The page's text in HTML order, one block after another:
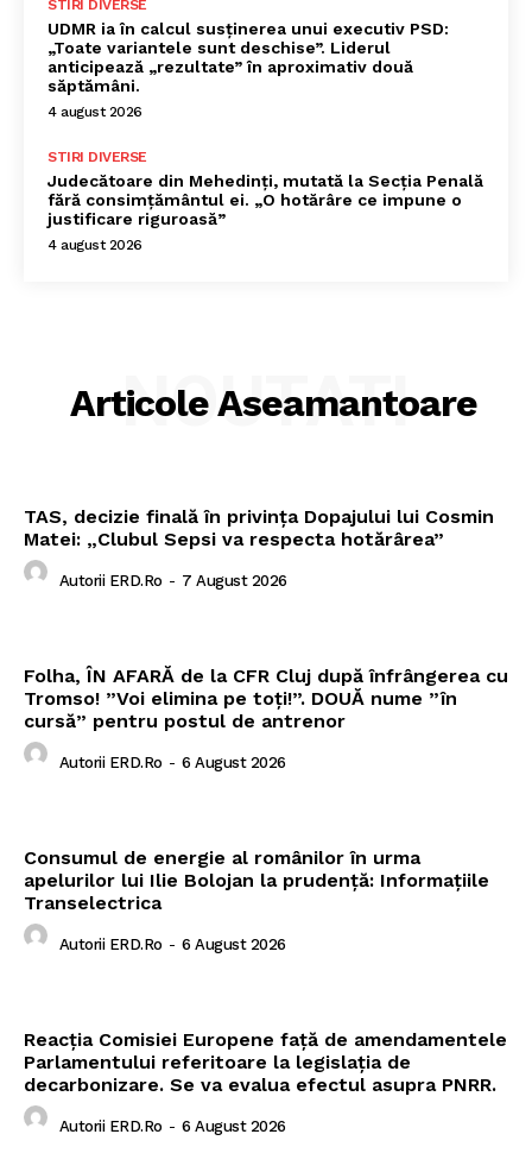
STIRI DIVERSE
UDMR ia în calcul susținerea unui executiv PSD:
„Toate variantele sunt deschise”. Liderul
anticipează „rezultate” în aproximativ două
săptămâni.
4 august 2026
STIRI DIVERSE
Judecătoare din Mehedinți, mutată la Secția Penală
fără consimțământul ei. „O hotărâre ce impune o
justificare riguroasă”
4 august 2026
Articole Aseamantoare
NOUTATI
TAS, decizie finală în privința Dopajului lui Cosmin
Matei: „Clubul Sepsi va respecta hotărârea”
Autorii ERD.ro - 7 August 2026
Folha, ÎN AFARĂ de la CFR Cluj după înfrângerea cu
Tromso! ”Voi elimina pe toți!”. DOUĂ nume ”în
cursă” pentru postul de antrenor
Autorii ERD.ro - 6 August 2026
Consumul de energie al românilor în urma
apelurilor lui Ilie Bolojan la prudență: Informațiile
Transelectrica
Autorii ERD.ro - 6 August 2026
Reacția Comisiei Europene față de amendamentele
Parlamentului referitoare la legislația de
decarbonizare. Se va evalua efectul asupra PNRR.
Autorii ERD.ro - 6 August 2026